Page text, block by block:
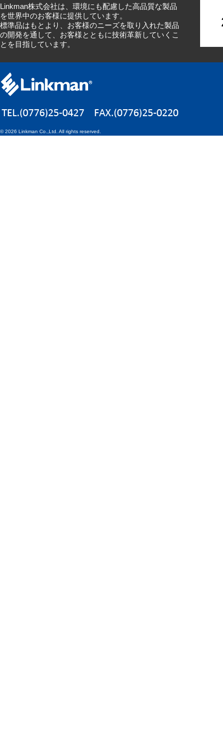
Linkman株式会社は、環境にも配慮した高品質な製品
を世界中のお客様に提供しています。
標準品はもとより、お客様のニーズを取り入れた製品
の開発を通して、お客様とともに技術革新していくこ
とを目指しています。
©2026 Linkman Co.,Ltd. All rights reserved.